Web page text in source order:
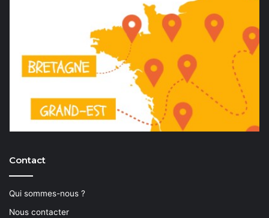
Contact
Qui sommes-nous ?
Nous contacter